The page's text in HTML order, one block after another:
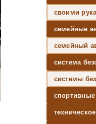
своими
семейные
семейный
система
системы